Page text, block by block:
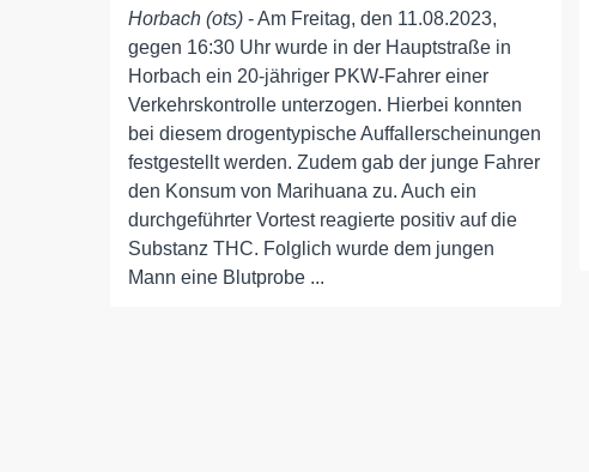
Horbach (ots) - Am Freitag, den 11.08.2023,
gegen 16:30 Uhr wurde in der Hauptstraße in
Horbach ein 20-jähriger PKW-Fahrer einer
Verkehrskontrolle unterzogen. Hierbei konnten
bei diesem drogentypische Auffallerscheinungen
festgestellt werden. Zudem gab der junge Fahrer
den Konsum von Marihuana zu. Auch ein
durchgeführter Vortest reagierte positiv auf die
Substanz THC. Folglich wurde dem jungen
Mann eine Blutprobe ...